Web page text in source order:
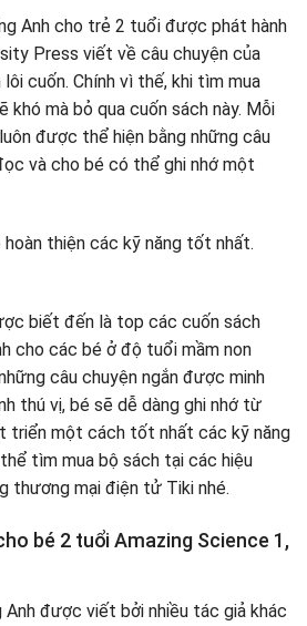
Anh cho trẻ 2 tuổi được phát hành
Press viết về câu chuyện của
cuốn. Chính vì thế, khi tìm mua
khó mà bỏ qua cuốn sách này. Mỗi
được thể hiện bằng những câu
và cho bé có thể ghi nhớ một
biết đến là top các cuốn sách
cho các bé ở độ tuổi mầm non
câu chuyện ngắn được minh
thú vị, bé sẽ dễ dàng ghi nhớ từ
triển một cách tốt nhất các kỹ năng
tìm mua bộ sách tại các hiệu
thương mại điện tử Tiki nhé.
bé 2 tuổi Amazing Science 1,
được viết bởi nhiều tác giả khác